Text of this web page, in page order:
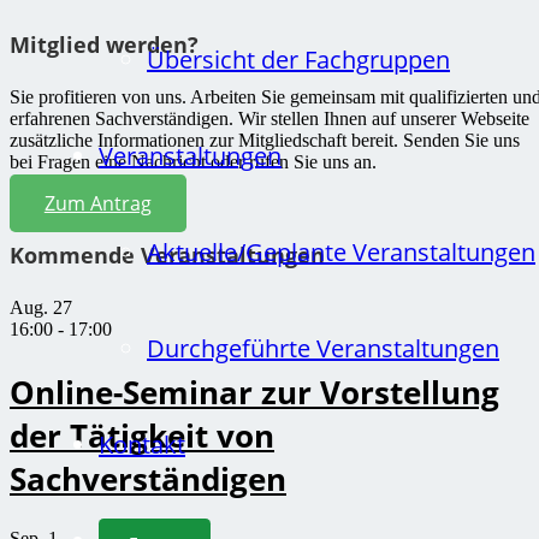
Übersicht der Fachgruppen
Veranstaltungen
Aktuelle/Geplante Veranstaltungen
Durchgeführte Veranstaltungen
Kontakt
Mitglied werden?
Sie profitieren von uns. Arbeiten Sie gemeinsam mit qualifizierten
erfahrenen Sachverständigen. Wir stellen Ihnen auf unserer Webseite
zusätzliche Informationen zur Mitgliedschaft bereit. Senden Sie uns
bei Fragen eine Nachricht oder rufen Sie uns an.
Zum Antrag
Kommende Veranstaltungen
Aug. 27
16:00 - 17:00
Online-Seminar zur Vorstellung
der Tätigkeit von
Sachverständigen